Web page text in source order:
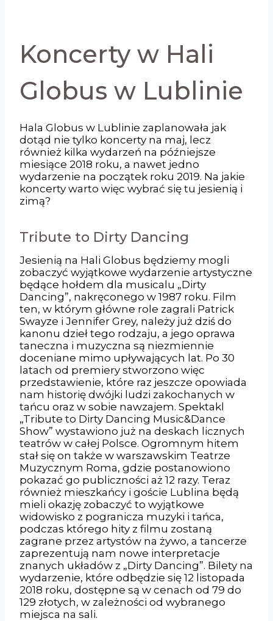
Koncerty w Hali
Globus w Lublinie
Hala Globus w Lublinie zaplanowała jak
dotąd nie tylko koncerty na maj, lecz
również kilka wydarzeń na późniejsze
miesiące 2018 roku, a nawet jedno
wydarzenie na początek roku 2019. Na jakie
koncerty warto więc wybrać się tu jesienią i
zimą?
Tribute to Dirty Dancing
Jesienią na Hali Globus będziemy mogli
zobaczyć wyjątkowe wydarzenie artystyczne
będące hołdem dla musicalu „Dirty
Dancing”, nakręconego w 1987 roku. Film
ten, w którym główne role zagrali Patrick
Swayze i Jennifer Grey, należy już dziś do
kanonu dzieł tego rodzaju, a jego oprawa
taneczna i muzyczna są niezmiennie
doceniane mimo upływających lat. Po 30
latach od premiery stworzono więc
przedstawienie, które raz jeszcze opowiada
nam historię dwójki ludzi zakochanych w
tańcu oraz w sobie nawzajem. Spektakl
„Tribute to Dirty Dancing Music&Dance
Show” wystawiono już na deskach licznych
teatrów w całej Polsce. Ogromnym hitem
stał się on także w warszawskim Teatrze
Muzycznym Roma, gdzie postanowiono
pokazać go publiczności aż 12 razy. Teraz
również mieszkańcy i goście Lublina będą
mieli okazję zobaczyć to wyjątkowe
widowisko z pogranicza muzyki i tańca,
podczas którego hity z filmu zostaną
zagrane przez artystów na żywo, a tancerze
zaprezentują nam nowe interpretacje
znanych układów z „Dirty Dancing”. Bilety na
wydarzenie, które odbędzie się 12 listopada
2018 roku, dostępne są w cenach od 79 do
129 złotych, w zależności od wybranego
miejsca na sali.